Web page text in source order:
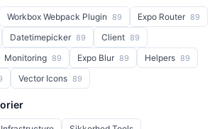
Workbox Webpack Plugin 89 Expo Router 89
Datetimepicker 89 Client 89
Monitoring 89 Expo Blur 89 Helpers 89
Vector Icons 89